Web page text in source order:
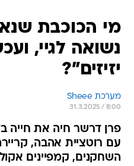
מי הכוכבת
נשואה לגיי,
יזיזים"?
מערכת Sheee
31.3.2025 / 8:00
פרן דרשר חיה את חייה
עם רוטציית אהבה,
השחקנים, קמפיינים